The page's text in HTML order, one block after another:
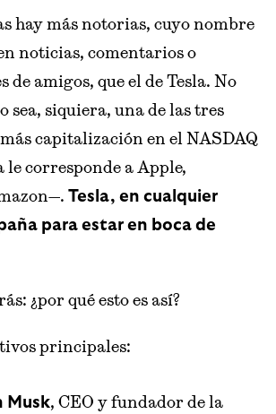
hay más notorias, cuyo nombre
noticias, comentarios o
de amigos, que el de Tesla. No
sea, siquiera, una de las tres
capitalización en el NASDAQ
le corresponde a Apple,
Tesla, en cualquier
para estar en boca de
¿por qué esto es así?
principales:
Musk, CEO y fundador de la